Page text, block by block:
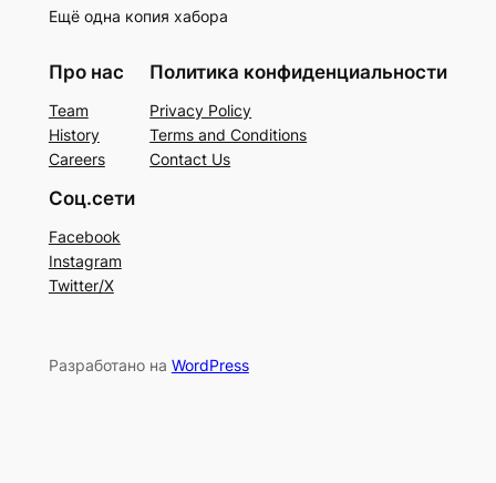
Ещё одна копия хабора
Про нас
Team
History
Careers
Политика конфиденциальности
Privacy Policy
Terms and Conditions
Contact Us
Соц.сети
Facebook
Instagram
Twitter/X
Разработано на WordPress